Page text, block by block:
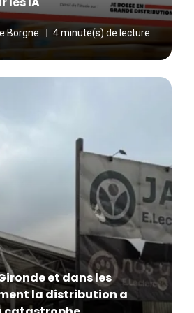
Borgne 4 minute(s) de lecture
et dans les
la distribution a